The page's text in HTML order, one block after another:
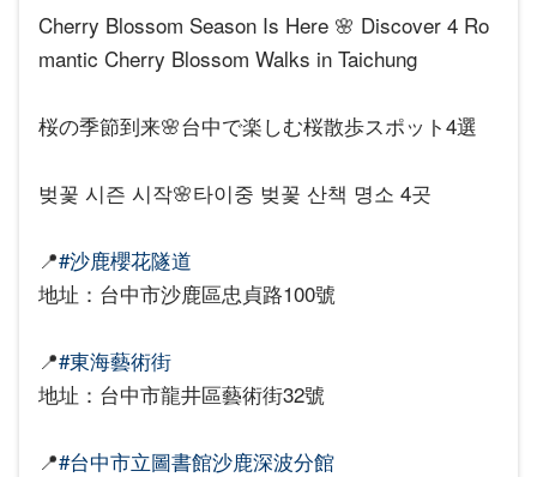
Cherry Blossom Season Is Here 🌸 Discover 4 Ro
mantic Cherry Blossom Walks in Taichung
桜の季節到来🌸台中で楽しむ桜散歩スポット4選
벚꽃 시즌 시작🌸타이중 벚꽃 산책 명소 4곳
📍#沙鹿櫻花隧道
地址：台中市沙鹿區忠貞路100號
📍#東海藝術街
地址：台中市龍井區藝術街32號
📍#台中市立圖書館沙鹿深波分館